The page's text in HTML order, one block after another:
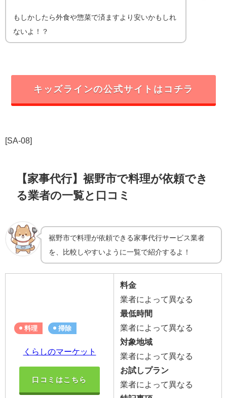
もしかしたら外食や惣菜で済ますより安いかもしれ
ないよ！？
キッズラインの公式サイトはコチラ
[SA-08]
【家事代行】裾野市で料理が依頼でき
る業者の一覧と口コミ
裾野市で料理が依頼できる家事代行サービス業者
を、比較しやすいように一覧で紹介するよ！
料理 掃除
くらしのマーケット
口コミはこちら
料金
業者によって異なる
最低時間
業者によって異なる
対象地域
業者によって異なる
お試しプラン
業者によって異なる